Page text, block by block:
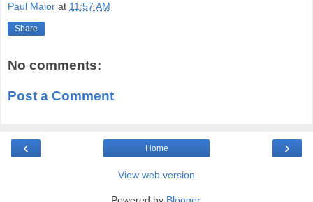
Paul Maior at 11:57 AM
Share
No comments:
Post a Comment
‹ ›
Home
View web version